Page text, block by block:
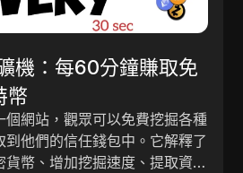
機：每60分鐘賺取免
幣
個網站，觀眾可以免費挖掘各種
他們的信任錢包中。它解釋了
幣、增加挖掘速度、提取資金